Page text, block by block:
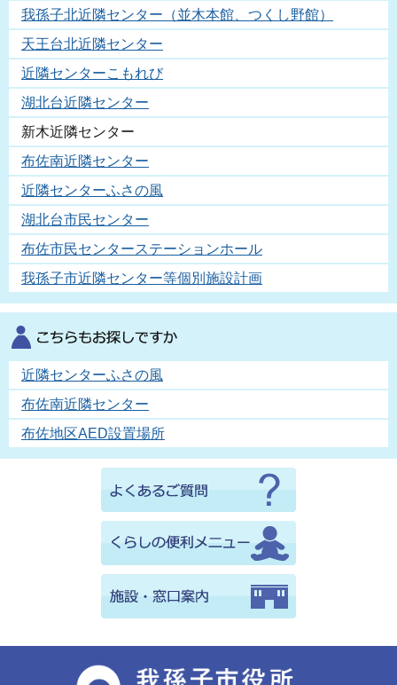
我孫子北近隣センター（並木本館、つくし野館）
天王台北近隣センター
近隣センターこもれび
湖北台近隣センター
新木近隣センター
布佐南近隣センター
近隣センターふさの風
湖北台市民センター
布佐市民センターステーションホール
我孫子市近隣センター等個別施設計画
近隣センターふさの風
布佐南近隣センター
布佐地区AED設置場所